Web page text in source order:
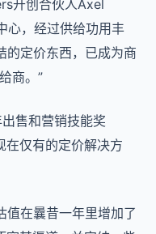
开创合伙人Axel
心，经过供给功用丰
的定价东西，已成为商
商。”
售和营销技能奖
在仅有的定价解决方
值在曩昔一年里增加了